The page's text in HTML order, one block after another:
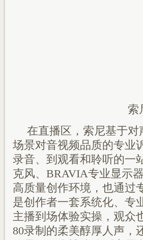
索
在直播区，索尼基于
场景对音视频品质的专业
录音、到观看和聆听的一
克风、BRAVIA专业显示
高质量创作环境，也通过
是创作者一套系统化、专
主播到场体验实操，观众
80录制的柔美醇厚人声，